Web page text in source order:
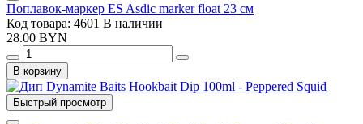
Поплавок-маркер ES Asdic marker float 23 см
Код товара: 4601 В наличии
28.00 BYN
В корзину
Быстрый просмотр